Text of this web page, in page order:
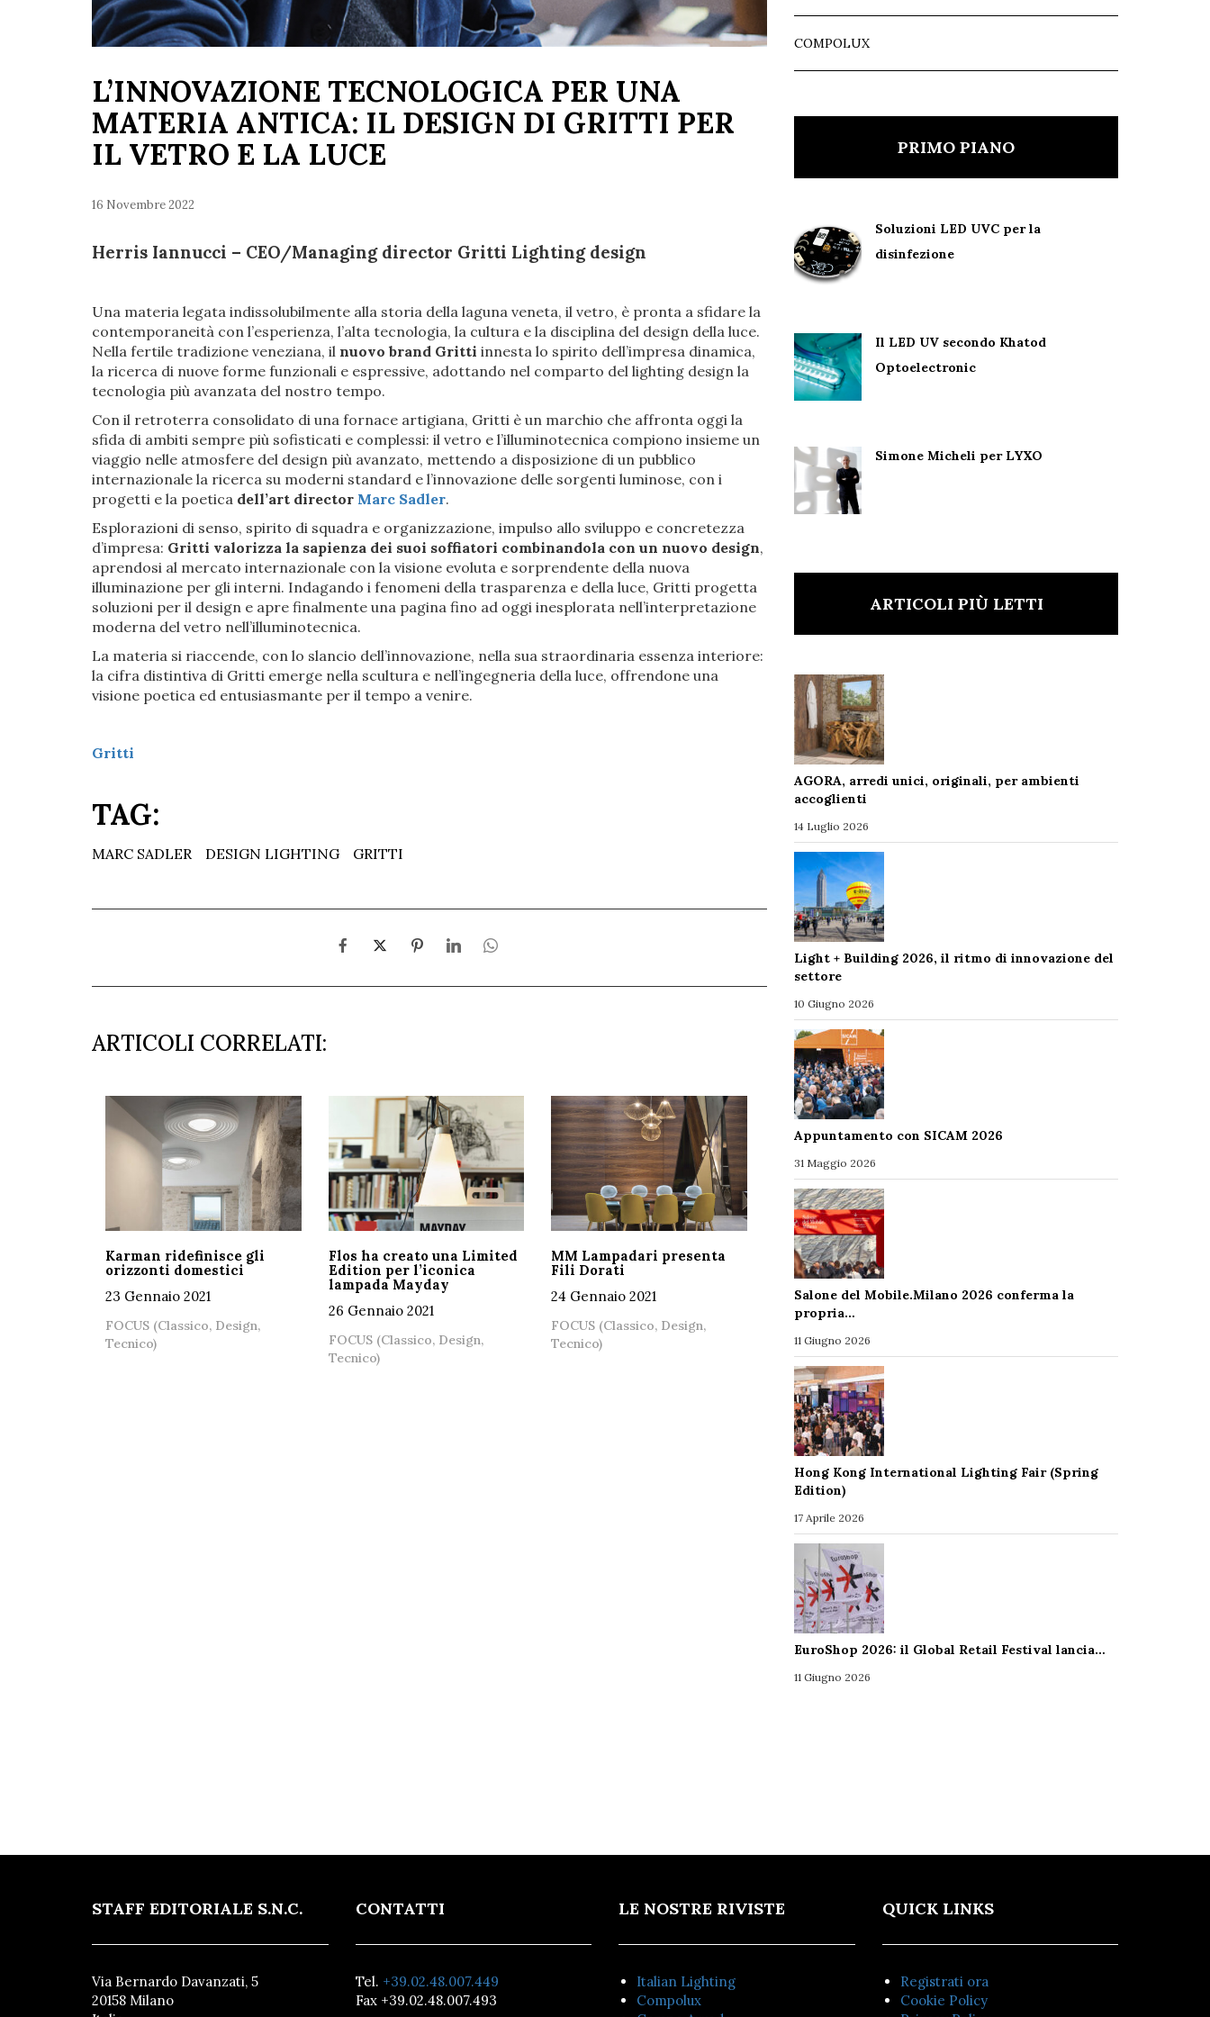
L’INNOVAZIONE TECNOLOGICA PER UNA
MATERIA ANTICA: IL DESIGN DI GRITTI PER
IL VETRO E LA LUCE
16 Novembre 2022
Herris Iannucci – CEO/Managing director Gritti Lighting design
Una materia legata indissolubilmente alla storia della laguna veneta, il vetro, è pronta a sfidare la
contemporaneità con l’esperienza, l’alta tecnologia, la cultura e la disciplina del design della luce.
Nella fertile tradizione veneziana, il nuovo brand Gritti innesta lo spirito dell’impresa dinamica,
la ricerca di nuove forme funzionali e espressive, adottando nel comparto del lighting design la
tecnologia più avanzata del nostro tempo.
Con il retroterra consolidato di una fornace artigiana, Gritti è un marchio che affronta oggi la
sfida di ambiti sempre più sofisticati e complessi: il vetro e l’illuminotecnica compiono insieme un
viaggio nelle atmosfere del design più avanzato, mettendo a disposizione di un pubblico
internazionale la ricerca su moderni standard e l’innovazione delle sorgenti luminose, con i
progetti e la poetica dell’art director Marc Sadler.
Esplorazioni di senso, spirito di squadra e organizzazione, impulso allo sviluppo e concretezza
d’impresa: Gritti valorizza la sapienza dei suoi soffiatori combinandola con un nuovo design,
aprendosi al mercato internazionale con la visione evoluta e sorprendente della nuova
illuminazione per gli interni. Indagando i fenomeni della trasparenza e della luce, Gritti progetta
soluzioni per il design e apre finalmente una pagina fino ad oggi inesplorata nell’interpretazione
moderna del vetro nell’illuminotecnica.
La materia si riaccende, con lo slancio dell’innovazione, nella sua straordinaria essenza interiore:
la cifra distintiva di Gritti emerge nella scultura e nell’ingegneria della luce, offrendone una
visione poetica ed entusiasmante per il tempo a venire.
Gritti
TAG:
MARC SADLER DESIGN LIGHTING GRITTI
ARTICOLI CORRELATI:
Karman ridefinisce gli
orizzonti domestici
23 Gennaio 2021
FOCUS (Classico, Design,
Tecnico)
Flos ha creato una Limited
Edition per l’iconica
lampada Mayday
26 Gennaio 2021
FOCUS (Classico, Design,
Tecnico)
MM Lampadari presenta
Fili Dorati
24 Gennaio 2021
FOCUS (Classico, Design,
Tecnico)
COMPOLUX
PRIMO PIANO
Soluzioni LED UVC per la
disinfezione
Il LED UV secondo Khatod
Optoelectronic
Simone Micheli per LYXO
ARTICOLI PIÙ LETTI
AGORA, arredi unici, originali, per ambienti
accoglienti
14 Luglio 2026
Light + Building 2026, il ritmo di innovazione del
settore
10 Giugno 2026
Appuntamento con SICAM 2026
31 Maggio 2026
Salone del Mobile.Milano 2026 conferma la
propria…
11 Giugno 2026
Hong Kong International Lighting Fair (Spring
Edition)
17 Aprile 2026
EuroShop 2026: il Global Retail Festival lancia…
11 Giugno 2026
STAFF EDITORIALE S.N.C.
Via Bernardo Davanzati, 5
20158 Milano
CONTATTI
Tel. +39.02.48.007.449
Fax +39.02.48.007.493
LE NOSTRE RIVISTE
Italian Lighting
Compolux
QUICK LINKS
Registrati ora
Cookie Policy